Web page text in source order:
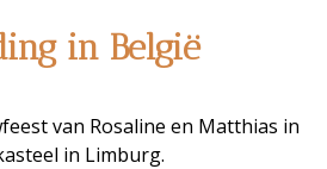
in België
van Rosaline en Matthias in
in Limburg.